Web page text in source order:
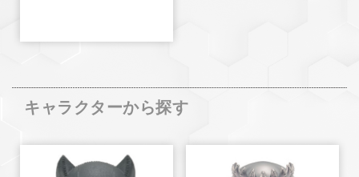
キャラクターから探す